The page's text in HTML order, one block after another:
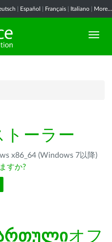
Español Français Italiano More...
トーラー
x86_64 (Windows 7以降)
すか?
オフ